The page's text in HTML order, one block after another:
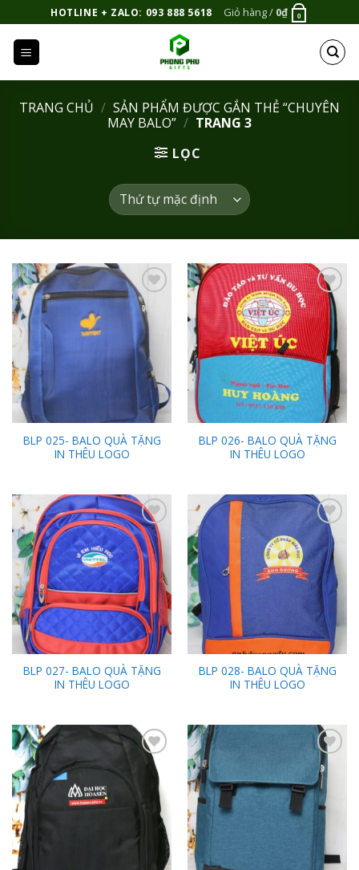
qua
dung
HOTLINE + ZALO: 093 888 5618 Giỏ hàng / 0₫ 0
TRANG CHỦ / SẢN PHẨM ĐƯỢC GẮN THẺ “CHUYÊN
MAY BALO” / TRANG 3
LỌC
Add to
Wishlist
BLP 025- BALO QUÀ TẶNG
IN THÊU LOGO
Add to
Wishlist
BLP 026- BALO QUÀ TẶNG
IN THÊU LOGO
Add to
Wishlist
BLP 027- BALO QUÀ TẶNG
IN THÊU LOGO
Add to
Wishlist
BLP 028- BALO QUÀ TẶNG
IN THÊU LOGO
Add to
Wishlist
Add to
Wishlist